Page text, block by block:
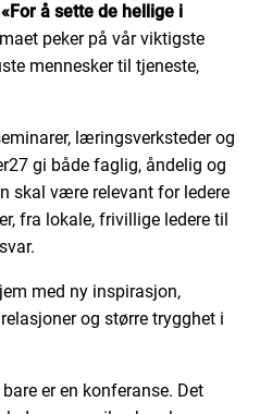
«For å sette de hellige i
peker på vår viktigste
mennesker til tjeneste,
læringsverksteder og
gi både faglig, åndelig og
skal være relevant for ledere
fra lokale, frivillige ledere til
med ny inspirasjon,
og større trygghet i
er en konferanse. Det